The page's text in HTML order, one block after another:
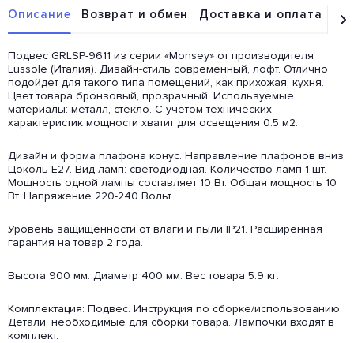
Описание Возврат и обмен Доставка и оплата
Подвес GRLSP-9611 из серии «Monsey» от производителя
Lussole (Италия). Дизайн-стиль современный, лофт. Отлично
подойдет для такого типа помещений, как прихожая, кухня.
Цвет товара бронзовый, прозрачный. Используемые
материалы: металл, стекло. С учетом технических
характеристик мощности хватит для освещения 0.5 м2.
Дизайн и форма плафона конус. Направление плафонов вниз.
Цоколь E27. Вид ламп: светодиодная. Количество ламп 1 шт.
Мощность одной лампы составляет 10 Вт. Общая мощность 10
Вт. Напряжение 220-240 Вольт.
Уровень защищенности от влаги и пыли IP21. Расширенная
гарантия на товар 2 года.
Высота 900 мм. Диаметр 400 мм. Вес товара 5.9 кг.
Комплектация: Подвес. Инструкция по сборке/использованию.
Детали, необходимые для сборки товара. Лампочки входят в
комплект.